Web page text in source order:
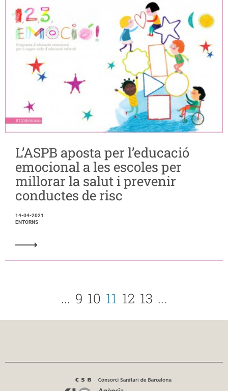
L’ASPB aposta per l’educació
emocional a les escoles per
millorar la salut i prevenir
conductes de risc
14-04-2021
ENTORNS
... 9 10 11 12 13 ...